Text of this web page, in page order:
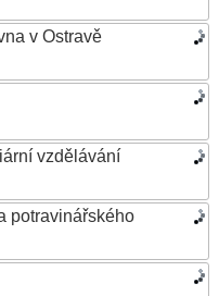
v Ostravě
vzdělávání
potravinářského